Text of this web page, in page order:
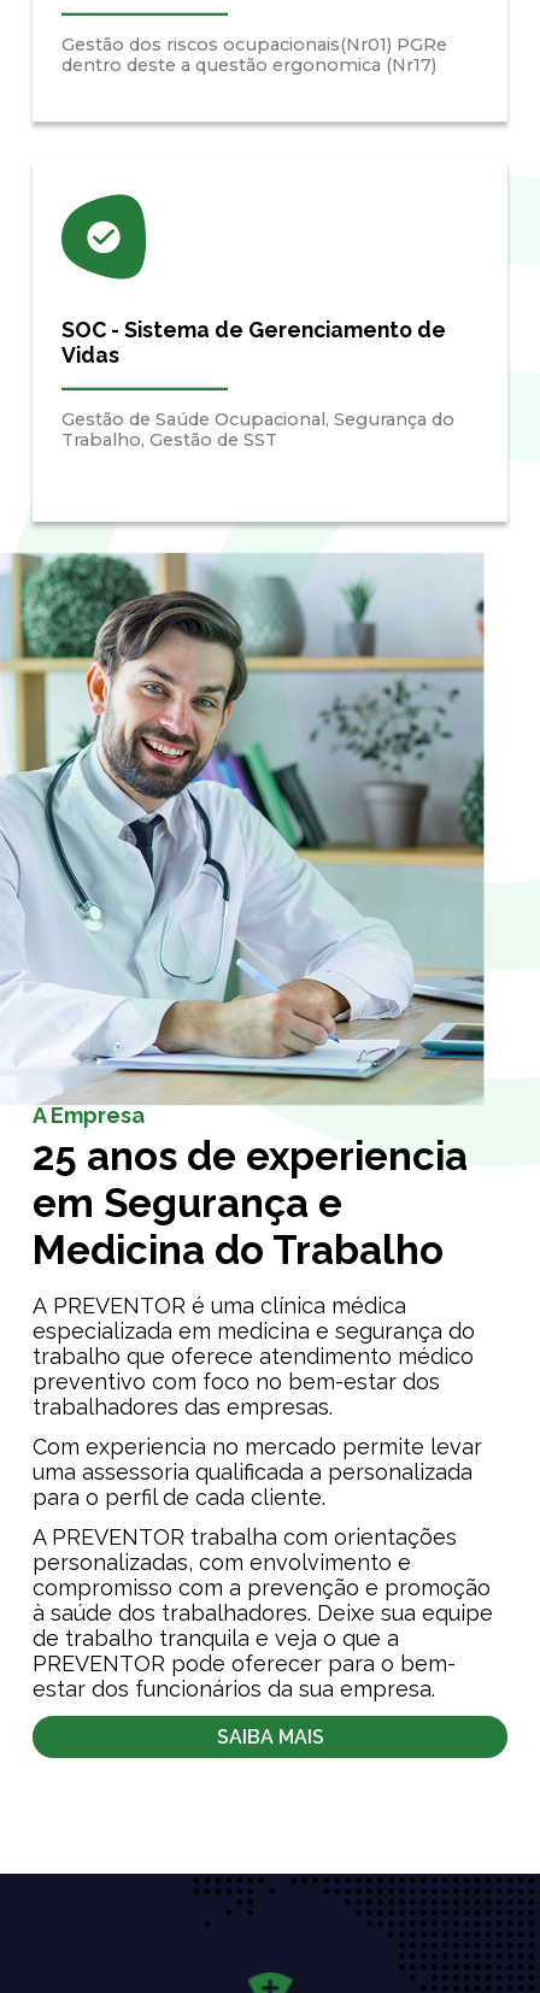
Gestão dos riscos ocupacionais(Nr01) PGRe
dentro deste a questão ergonomica (Nr17)
SOC - Sistema de Gerenciamento de
Vidas
Gestão de Saúde Ocupacional, Segurança do
Trabalho, Gestão de SST
A Empresa
25 anos de experiencia
em Segurança e
Medicina do Trabalho
A PREVENTOR é uma clínica médica
especializada em medicina e segurança do
trabalho que oferece atendimento médico
preventivo com foco no bem-estar dos
trabalhadores das empresas.
Com experiencia no mercado permite levar
uma assessoria qualificada a personalizada
para o perfil de cada cliente.
A PREVENTOR trabalha com orientações
personalizadas, com envolvimento e
compromisso com a prevenção e promoção
à saúde dos trabalhadores. Deixe sua equipe
de trabalho tranquila e veja o que a
PREVENTOR pode oferecer para o bem-
estar dos funcionários da sua empresa.
SAIBA MAIS